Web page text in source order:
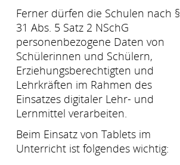
Ferner dürfen die Schulen nach §
31 Abs. 5 Satz 2 NSchG
personenbezogene Daten von
Schülerinnen und Schülern,
Erziehungsberechtigten und
Lehrkräften im Rahmen des
Einsatzes digitaler Lehr- und
Lernmittel verarbeiten.
Beim Einsatz von Tablets im
Unterricht ist folgendes wichtig: